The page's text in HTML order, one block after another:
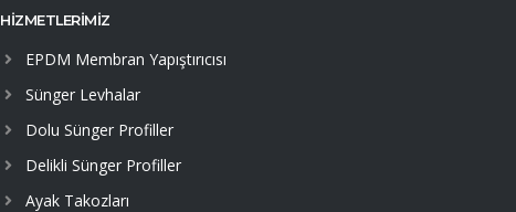
HİZMETLERİMİZ
EPDM Membran Yapıştırıcısı
Sünger Levhalar
Dolu Sünger Profiller
Delikli Sünger Profiller
Ayak Takozları